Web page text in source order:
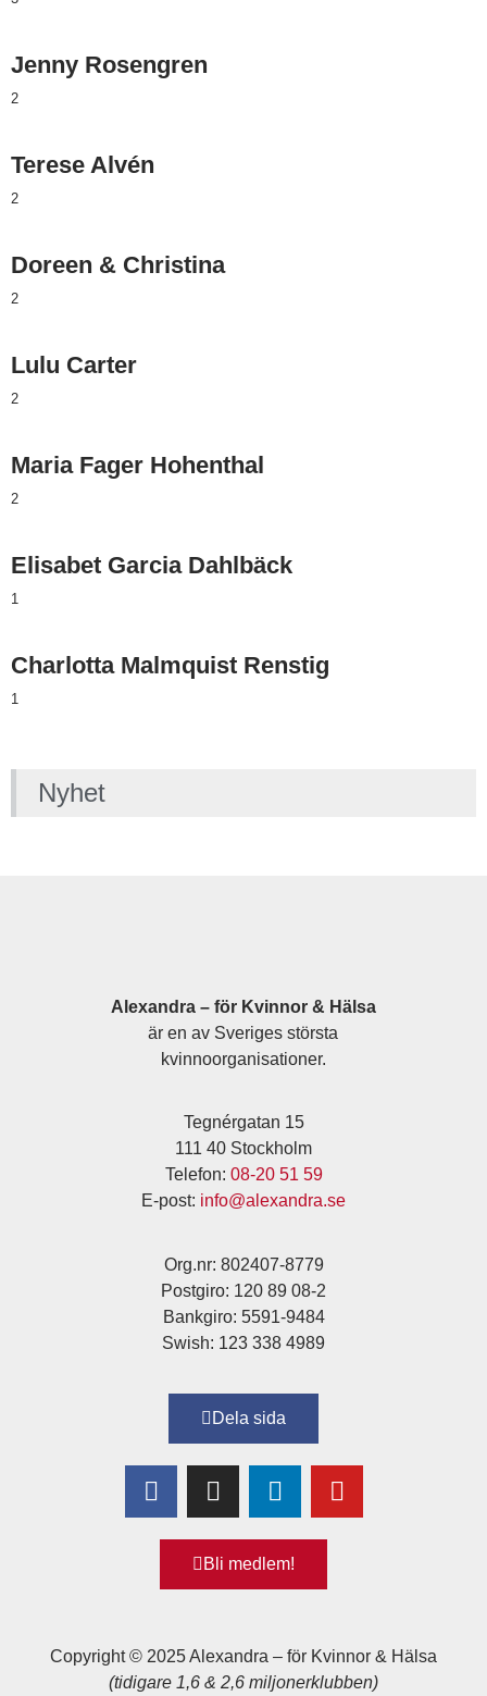
Jenny Rosengren
2
Terese Alvén
2
Doreen & Christina
2
Lulu Carter
2
Maria Fager Hohenthal
2
Elisabet Garcia Dahlbäck
1
Charlotta Malmquist Renstig
1
Nyhet
Alexandra – för Kvinnor & Hälsa
är en av Sveriges största
kvinnoorganisationer.
Tegnérgatan 15
111 40 Stockholm
Telefon: 08-20 51 59
E-post: info@alexandra.se
Org.nr: 802407-8779
Postgiro: 120 89 08-2
Bankgiro: 5591-9484
Swish: 123 338 4989
Dela sida
Bli medlem!
Copyright © 2025 Alexandra – för Kvinnor & Hälsa
(tidigare 1,6 & 2,6 miljonerklubben)